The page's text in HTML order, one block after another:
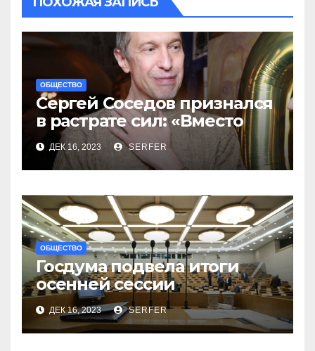
ОБЩЕСТВО
Сергей Соседов признался
в растрате сил: «Вместо
меня взяли Пригожина»
ДЕК 16, 2023 SERFER
ОБЩЕСТВО
Госдума подвела итоги
осенней сессии
на заключительном в 2023
году заседании
ДЕК 16, 2023 SERFER